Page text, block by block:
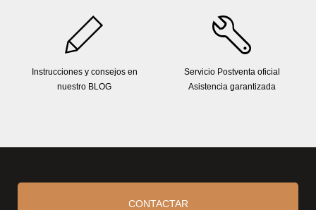
Instrucciones y consejos en
nuestro BLOG
Servicio Postventa oficial
Asistencia garantizada
CONTACTAR